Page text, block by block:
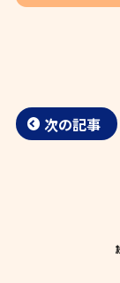
次の記事